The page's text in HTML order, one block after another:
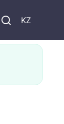
KZ